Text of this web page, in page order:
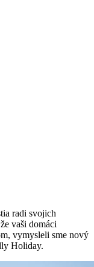
radi svojich
vaši domáci
vymysleli sme nový
Holiday.